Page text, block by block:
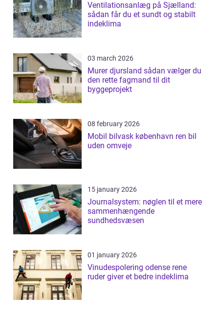
Ventilationsanlæg på Sjælland:
sådan får du et sundt og stabilt
indeklima
03 march 2026
Murer djursland sådan vælger du
den rette fagmand til dit
byggeprojekt
08 february 2026
Mobil bilvask københavn ren bil
uden omveje
15 january 2026
Journalsystem: nøglen til et mere
sammenhængende
sundhedsvæsen
01 january 2026
Vinudespolering odense rene
ruder giver et bedre indeklima